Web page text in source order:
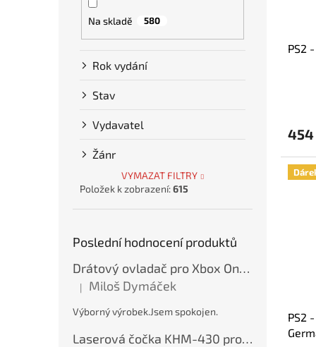
Na skladě 580
Rok vydání
Stav
Vydavatel
Žánr
VYMAZAT FILTRY
Položek k zobrazení:615
Poslední hodnocení produktů
Drátový ovladač pro Xbox One / Xbox Series X/S / PC - Modrý, var. A, nový
Hodnocení produktu je 5 z 5 hvězdiček.
| Miloš Dymáček
Výborný výrobek.Jsem spokojen.
Laserová čočka KHM-430 pro PS2, nová
PS2
je
z
454
PS2